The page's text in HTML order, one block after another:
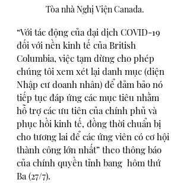
Tòa nhà Nghị Viện Canada.
“Với tác động của đại dịch COVID-19
đối với nền kinh tế của British
Columbia, việc tạm dừng cho phép
chúng tôi xem xét lại danh mục (diện
Nhập cư doanh nhân) để đảm bảo nó
tiếp tục đáp ứng các mục tiêu nhằm
hỗ trợ các ưu tiên của chính phủ và
phục hồi kinh tế, đồng thời chuẩn bị
cho tương lai để các ứng viên có cơ hội
thành công lớn nhất” theo thông báo
của chính quyền tỉnh bang  hôm thứ
Ba (27/7).